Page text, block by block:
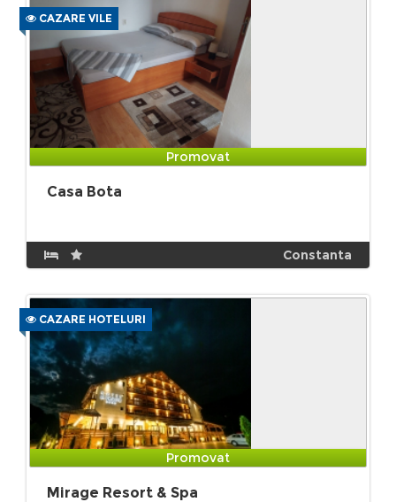
CAZARE VILE
Promovat
Casa Bota
Constanta
CAZARE HOTELURI
Promovat
Mirage Resort & Spa